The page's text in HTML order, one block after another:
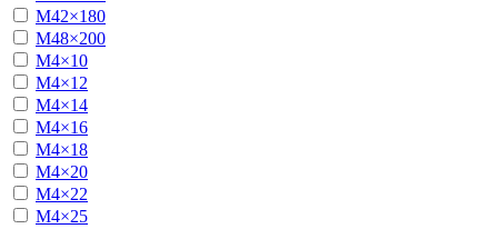
М42×180
М48×200
М4×10
М4×12
М4×14
М4×16
М4×18
М4×20
М4×22
М4×25